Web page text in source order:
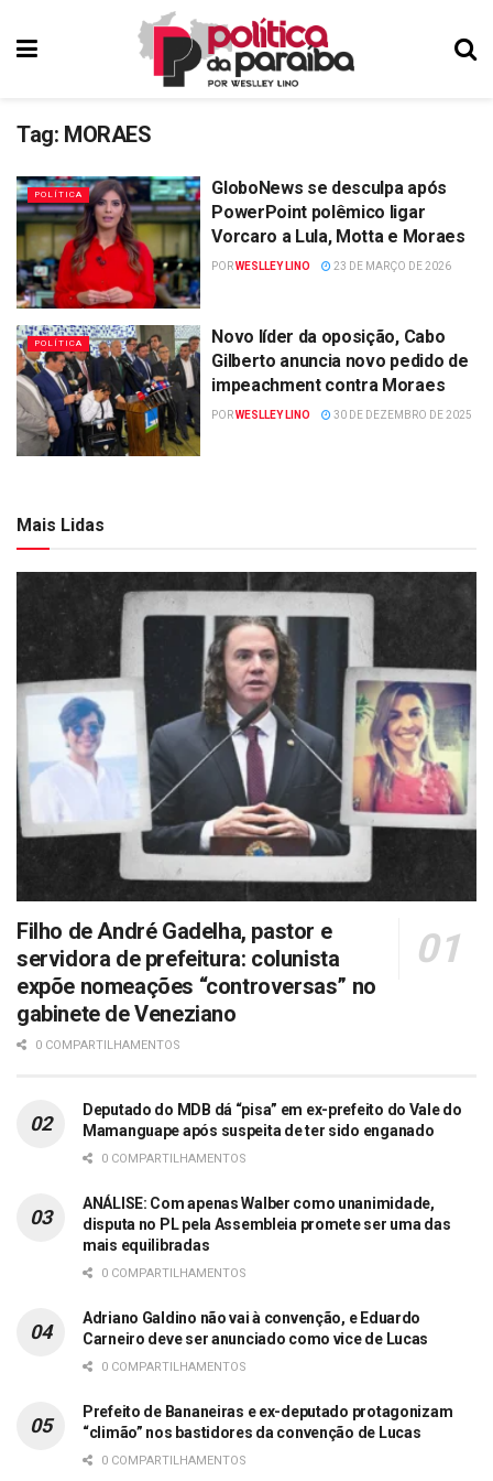
Tag: MORAES
POLÍTICA
GloboNews se desculpa após
PowerPoint polêmico ligar
Vorcaro a Lula, Motta e Moraes
PORWESLLEY LINO 23 DE MARÇO DE 2026
POLÍTICA
Novo líder da oposição, Cabo
Gilberto anuncia novo pedido de
impeachment contra Moraes
PORWESLLEY LINO 30 DE DEZEMBRO DE 2025
Mais Lidas
Filho de André Gadelha, pastor e
servidora de prefeitura: colunista
expõe nomeações “controversas” no
gabinete de Veneziano
0 COMPARTILHAMENTOS
Deputado do MDB dá “pisa” em ex-prefeito do Vale do
Mamanguape após suspeita de ter sido enganado
0 COMPARTILHAMENTOS
ANÁLISE: Com apenas Walber como unanimidade,
disputa no PL pela Assembleia promete ser uma das
mais equilibradas
0 COMPARTILHAMENTOS
Adriano Galdino não vai à convenção, e Eduardo
Carneiro deve ser anunciado como vice de Lucas
0 COMPARTILHAMENTOS
Prefeito de Bananeiras e ex-deputado protagonizam
“climão” nos bastidores da convenção de Lucas
0 COMPARTILHAMENTOS